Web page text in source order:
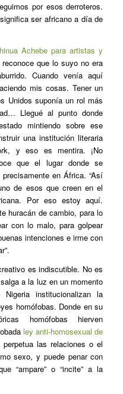
por esos derroteros.
ser africano a día de
Achebe para artistas y
que lo suyo no era
Cuando venía aquí
mis cosas. Tener un
Unidos suponía un rol más
Llegué al punto donde
mintiendo sobre ese
una institución literaria
y eso es mentira. ¡No
que el lugar donde se
en África. “Así
de esos que creen en el
Por eso estoy aquí.
huracán de cambio, para lo
con lo malo, para golpear
intenciones e irme con
es indiscutible. No es
a la luz en un momento
institucionalizan la
homófobas. Donde en su
homófobas hierven
ley anti-homosexual de
las relaciones o el
sexo, y puede penar con
“ampare” o “incite” a la